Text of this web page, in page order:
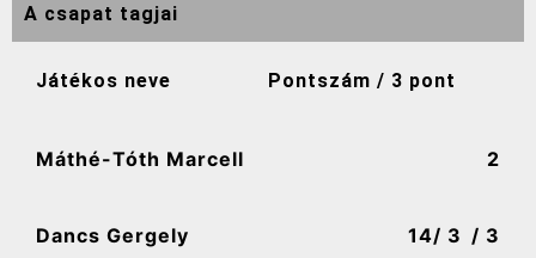
A csapat tagjai
Játékos neve Pontszám / 3 pont
Máthé-Tóth Marcell 2
Dancs Gergely 14/ 3 / 3